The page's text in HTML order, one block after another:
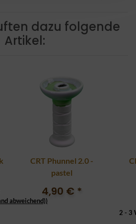
dazu folgende
Artikel:
abweichend))
CRT Phunnel 2.0 -
pastel
4,90 € *
2 - 3